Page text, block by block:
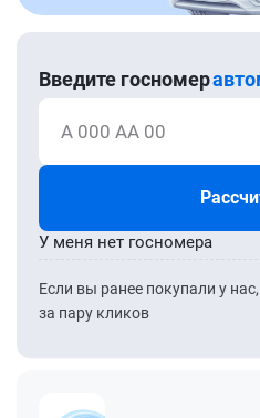
Введите госномер
А 000 АА 00
Если вы ранее покупали у
за пару кликов
У меня нет госномера